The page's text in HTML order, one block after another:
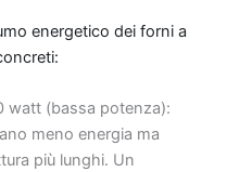
energetico dei forni a
watt (bassa potenza):
meno energia ma
più lunghi. Un